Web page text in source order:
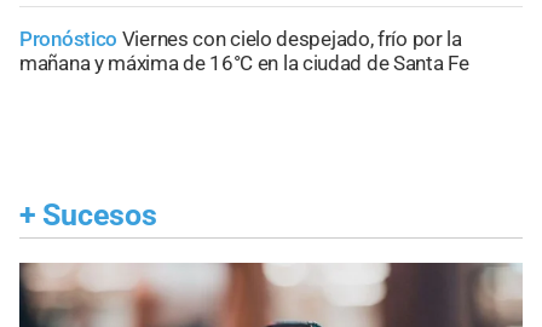
Pronóstico Viernes con cielo despejado, frío por la
mañana y máxima de 16°C en la ciudad de Santa Fe
+ Sucesos